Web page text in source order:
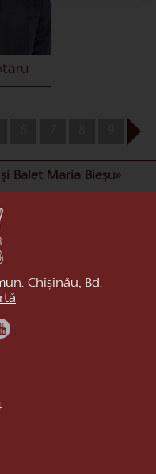
10
Balet Maria Bieșu»
Chișinău, Bd.